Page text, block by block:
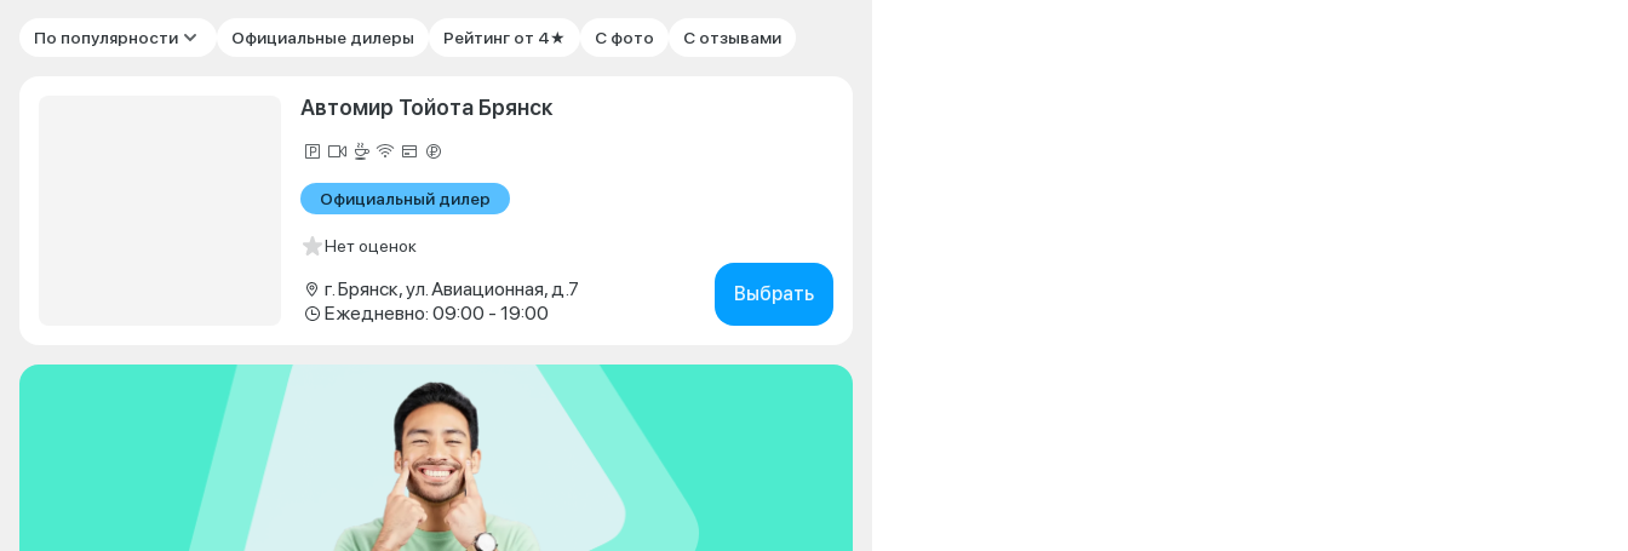
По популярности Официальные дилеры Рейтинг от 4★ С фото С отзывами
Автомир Тойота Брянск
Официальный дилер
Нет оценок
г. Брянск, ул. Авиационная, д.7
Ежедневно: 09:00 - 19:00
Выбрать